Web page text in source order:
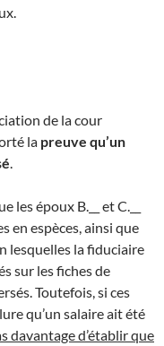
de la cour
la preuve qu’un
époux B.__ et C.__
en espèces, ainsi que
lesquelles la fiduciaire
sur les fiches de
Toutefois, si ces
qu’un salaire ait été
davantage d’établir que